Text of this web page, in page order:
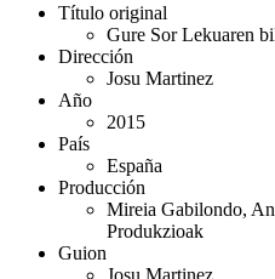
Título original
Gure Sor Lekuaren
Dirección
Josu Martinez
Año
2015
País
España
Producción
Mireia Gabilondo,
Produkzioak
Guion
Josu Martinez